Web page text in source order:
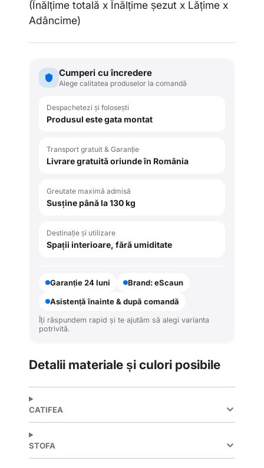
(Înălțime totală x Înălțime șezut x Lățime x
Adâncime)
Cumperi cu încredere
Alege calitatea produselor la comandă
Despachetezi și folosești
Produsul este gata montat
Transport gratuit & Garanție
Livrare gratuită oriunde în România
Greutate maximă admisă
Susține până la 130 kg
Destinație și utilizare
Spații interioare, fără umiditate
Garanție 24 luni
Brand: eScaun
Asistență înainte & după comandă
Îți răspundem rapid și te ajutăm să alegi varianta
potrivită.
Detalii materiale și culori posibile
CATIFEA
STOFA